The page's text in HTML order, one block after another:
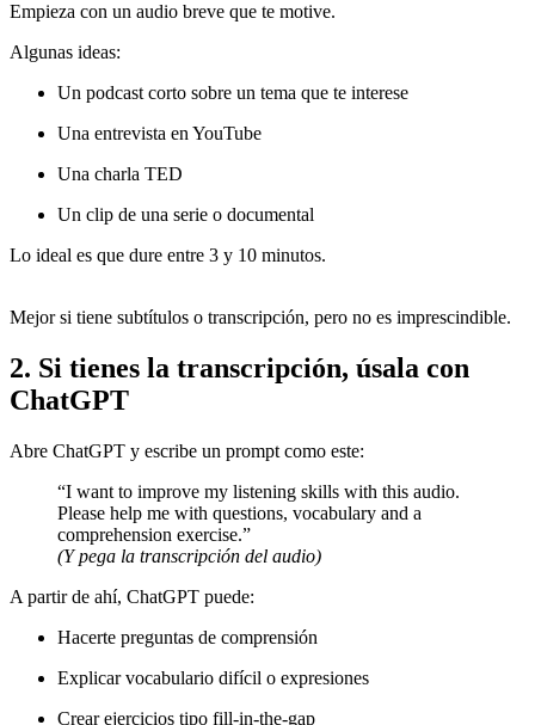
Empieza con un audio breve que te motive.
Algunas ideas:
Un podcast corto sobre un tema que te interese
Una entrevista en YouTube
Una charla TED
Un clip de una serie o documental
Lo ideal es que dure entre 3 y 10 minutos.
Mejor si tiene subtítulos o transcripción, pero no es imprescindible.
2. Si tienes la transcripción, úsala con
ChatGPT
Abre ChatGPT y escribe un prompt como este:
“I want to improve my listening skills with this audio.
Please help me with questions, vocabulary and a
comprehension exercise.”
(Y pega la transcripción del audio)
A partir de ahí, ChatGPT puede:
Hacerte preguntas de comprensión
Explicar vocabulario difícil o expresiones
Crear ejercicios tipo fill-in-the-gap